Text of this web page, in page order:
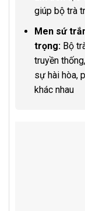
giúp bộ trà
Men sứ
trọng:Bộ
truyền
sự hài hòa,
khác nhau